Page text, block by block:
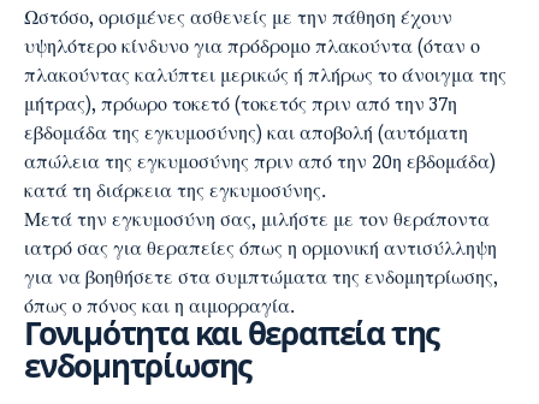
Ωστόσο, ορισμένες ασθενείς με την πάθηση έχουν
υψηλότερο κίνδυνο για πρόδρομο πλακούντα (όταν ο
πλακούντας καλύπτει μερικώς ή πλήρως το άνοιγμα της
μήτρας), πρόωρο τοκετό (τοκετός πριν από την 37η
εβδομάδα της εγκυμοσύνης) και αποβολή (αυτόματη
απώλεια της εγκυμοσύνης πριν από την 20η εβδομάδα)
κατά τη διάρκεια της εγκυμοσύνης.
Μετά την εγκυμοσύνη σας, μιλήστε με τον θεράποντα
ιατρό σας για θεραπείες όπως η ορμονική αντισύλληψη
για να βοηθήσετε στα συμπτώματα της ενδομητρίωσης,
όπως ο πόνος και η αιμορραγία.
Γονιμότητα και θεραπεία της
ενδομητρίωσης